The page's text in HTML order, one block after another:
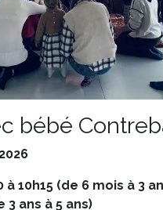
bébé
10h15 (de 6 mois à 3
3 ans à 5 ans)